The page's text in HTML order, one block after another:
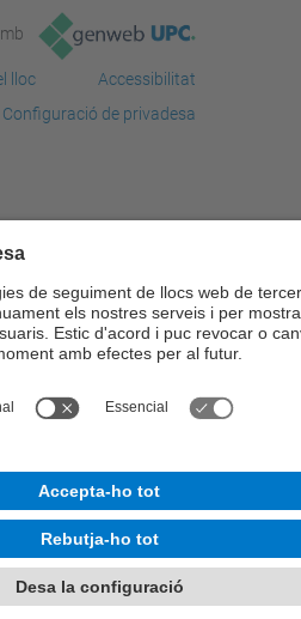
lloc
Accessibilitat
Configuració de privadesa